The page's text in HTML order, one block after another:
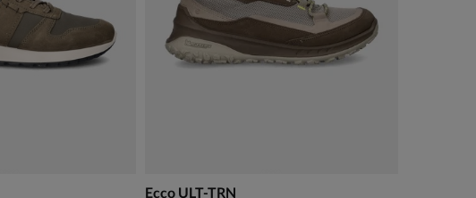
Ecco ULT-TRN